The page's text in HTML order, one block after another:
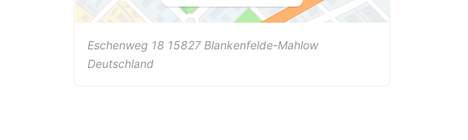
Eschenweg 18 15827 Blankenfelde-Mahlow
Deutschland